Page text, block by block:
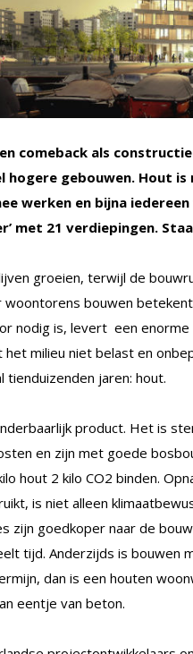
comeback als
hogere gebouwen. Hout
werken en bijna
met 21 verdiepingen.
groeien, terwijl de
woontorens bouwen
nodig is, levert een enorme
milieu niet belast en
tienduizenden jaren: hout.
product. Het is
en zijn met goede
hout 2 kilo CO2 binden.
is niet alleen
zijn goedkoper naar de
tijd. Anderzijds is bouwen
dan is een houten
eentje van beton.